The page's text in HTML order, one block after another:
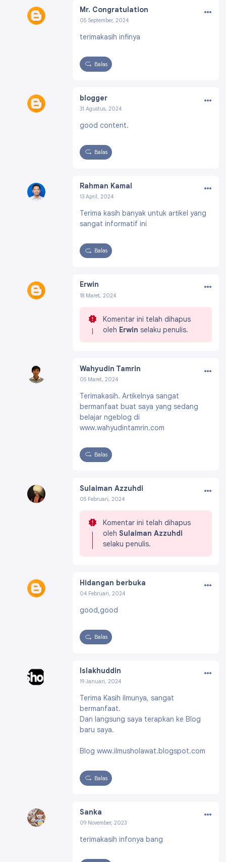
Mr. Congratulation
05 September, 2024
5784521521169357
…
terimakasih infinya
Balas
blogger
31 Agustus, 2024
9326368552783943
…
good content.
Balas
Rahman Kamal
13 April, 2024
709368803735351
…
Terima kasih banyak untuk artikel yang
sangat informatif ini
Balas
Erwin
18 Maret, 2024
…
Komentar ini telah dihapus
oleh Erwin selaku penulis.
Wahyudin Tamrin
05 Maret, 2024
587261246679632
…
Terimakasih. Artikelnya sangat
bermanfaat buat saya yang sedang
belajar ngeblog di
www.wahyudintamrin.com
Balas
Sulaiman Azzuhdi
05 Februari, 2024
…
Komentar ini telah dihapus
oleh Sulaiman Azzuhdi
selaku penulis.
Hidangan berbuka
04 Februari, 2024
2440229087101938
…
good,good
Balas
Islakhuddin
19 Januari, 2024
1973278825462721
…
Terima Kasih ilmunya, sangat
bermanfaat.
Dan langsung saya terapkan ke Blog
baru saya.
Blog www.ilmusholawat.blogspot.com
Balas
Sanka
09 November, 2023
801793788394270
…
terimakasih infonya bang